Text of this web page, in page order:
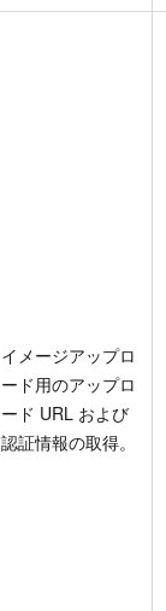
イメージアップロ
ード用のアップロ
ード URL および
認証情報の取得。